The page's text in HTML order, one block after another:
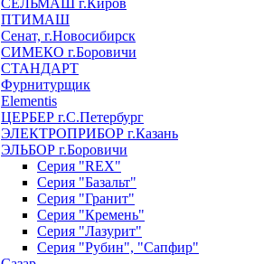
СЕЛЬМАШ г.Киров
ПТИМАШ
Сенат, г.Новосибирск
СИМЕКО г.Боровичи
СТАНДАРТ
Фурнитурщик
Elementis
ЦЕРБЕР г.С.Петербург
ЭЛЕКТРОПРИБОР г.Казань
ЭЛЬБОР г.Боровичи
Серия "REX"
Серия "Базальт"
Серия "Гранит"
Серия "Кремень"
Серия "Лазурит"
Серия "Рубин", "Сапфир"